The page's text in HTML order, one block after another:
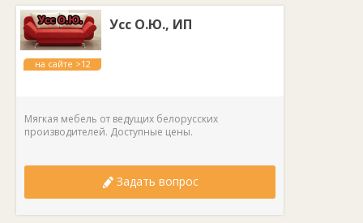
на сайте >12
Усс О.Ю., ИП
Мягкая мебель от ведущих белорусских
производителей. Доступные цены.
Задать вопрос